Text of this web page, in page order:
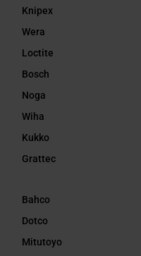
Knipex
Wera
Loctite
Bosch
Noga
Wiha
Kukko
Grattec
Bahco
Dotco
Mitutoyo